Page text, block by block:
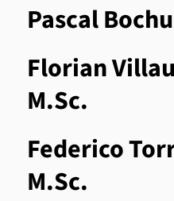
Pascal
Florian
M.Sc.
Federico
M.Sc.